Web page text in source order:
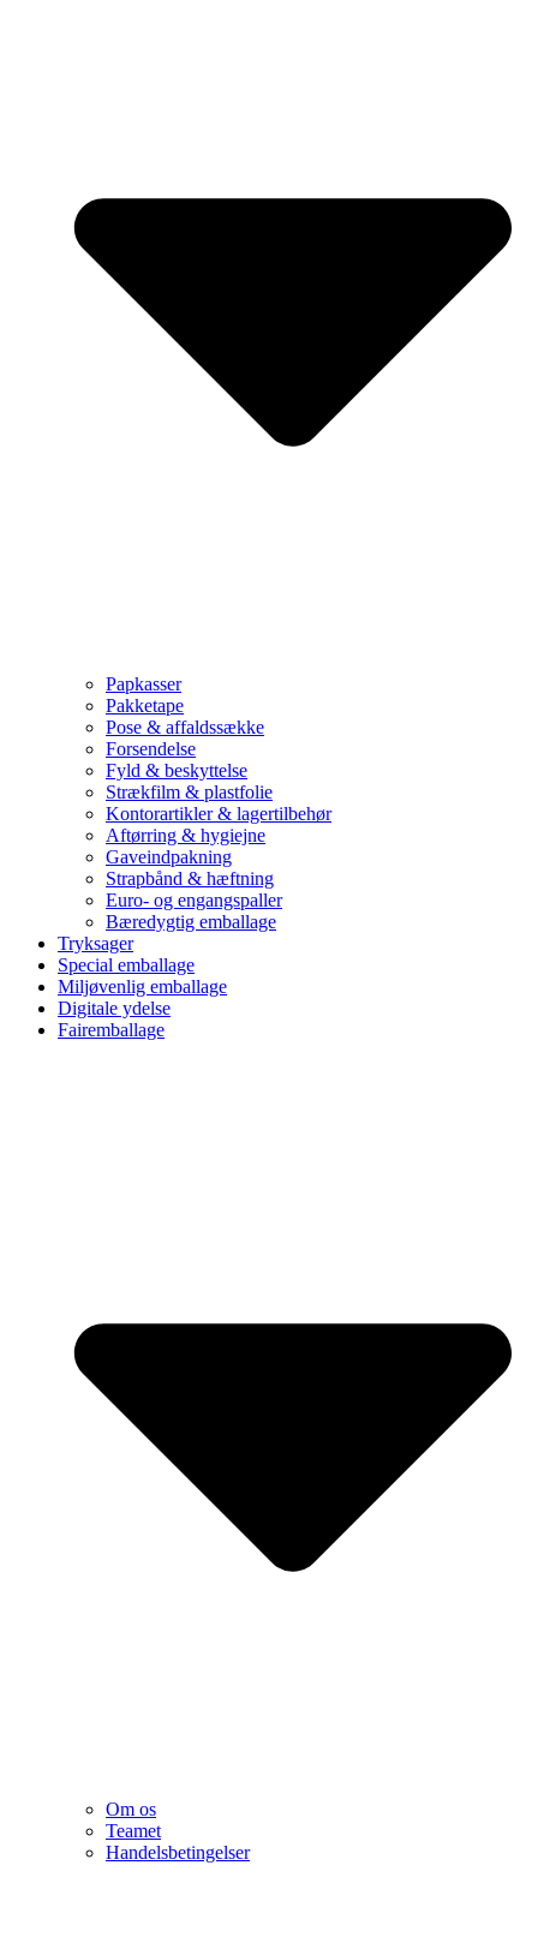
Papkasser
Pakketape
Pose & affaldssække
Forsendelse
Fyld & beskyttelse
Strækfilm & plastfolie
Kontorartikler & lagertilbehør
Aftørring & hygiejne
Gaveindpakning
Strapbånd & hæftning
Euro- og engangspaller
Bæredygtig emballage
Tryksager
Special emballage
Miljøvenlig emballage
Digitale ydelse
Fairemballage
Om os
Teamet
Handelsbetingelser